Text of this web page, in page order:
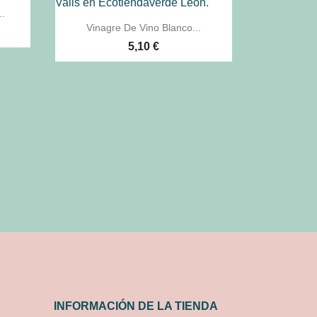
 Vista rápida
Vinagre De Vino Blanco...
5,10 €
INFORMACIÓN DE LA TIENDA